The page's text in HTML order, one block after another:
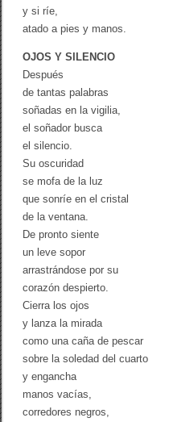
b
r
y si ríe,
atado a pies y manos.
OJOS Y SILENCIO
Después
de tantas palabras
soñadas en la vigilia,
el soñador busca
el silencio.
Su oscuridad
se mofa de la luz
que sonríe en el cristal
de la ventana.
De pronto siente
un leve sopor
arrastrándose por su
corazón despierto.
Cierra los ojos
y lanza la mirada
como una caña de pescar
sobre la soledad del cuarto
y engancha
manos vacías,
corredores negros,